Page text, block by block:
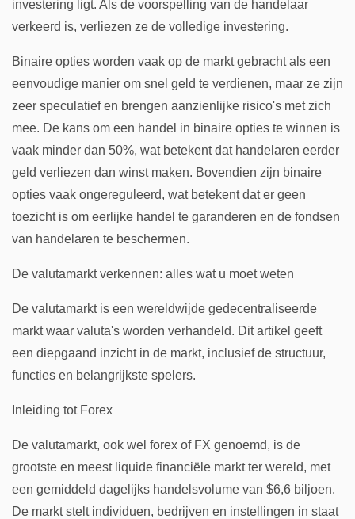
investering ligt. Als de voorspelling van de handelaar
verkeerd is, verliezen ze de volledige investering.
Binaire opties worden vaak op de markt gebracht als een
eenvoudige manier om snel geld te verdienen, maar ze zijn
zeer speculatief en brengen aanzienlijke risico's met zich
mee. De kans om een handel in binaire opties te winnen is
vaak minder dan 50%, wat betekent dat handelaren eerder
geld verliezen dan winst maken. Bovendien zijn binaire
opties vaak ongereguleerd, wat betekent dat er geen
toezicht is om eerlijke handel te garanderen en de fondsen
van handelaren te beschermen.
De valutamarkt verkennen: alles wat u moet weten
De valutamarkt is een wereldwijde gedecentraliseerde
markt waar valuta's worden verhandeld. Dit artikel geeft
een diepgaand inzicht in de markt, inclusief de structuur,
functies en belangrijkste spelers.
Inleiding tot Forex
De valutamarkt, ook wel forex of FX genoemd, is de
grootste en meest liquide financiële markt ter wereld, met
een gemiddeld dagelijks handelsvolume van $6,6 biljoen.
De markt stelt individuen, bedrijven en instellingen in staat